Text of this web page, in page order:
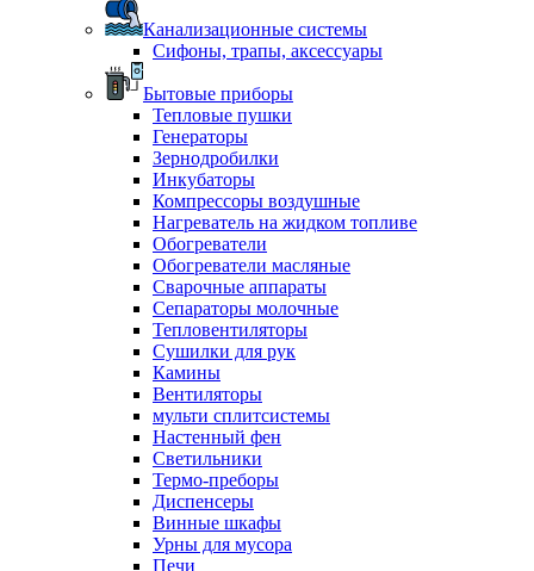
Канализационные системы
Сифоны, трапы, аксессуары
Бытовые приборы
Тепловые пушки
Генераторы
Зернодробилки
Инкубаторы
Компрессоры воздушные
Нагреватель на жидком топливе
Обогреватели
Обогреватели масляные
Сварочные аппараты
Сепараторы молочные
Тепловентиляторы
Сушилки для рук
Камины
Вентиляторы
мульти сплитсистемы
Настенный фен
Светильники
Термо-преборы
Диспенсеры
Винные шкафы
Урны для мусора
Печи